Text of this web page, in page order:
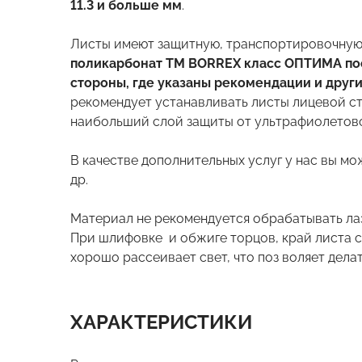
11.3 и больше мм.
Листы имеют защитную,
поликарбонат ТМ BORREX класс ОПТИМА
стороны, где указаны рекомендации и
рекомендует устанавливать листы лицевой
наибольший слой защиты от
В качестве дополнительных услуг у нас вы
др.
Материал не рекомендуется обрабатывать
При шлифовке и обжиге торцов, край листа
хорошо рассеивает свет, что поз воляет
ХАРАКТЕРИСТИКИ